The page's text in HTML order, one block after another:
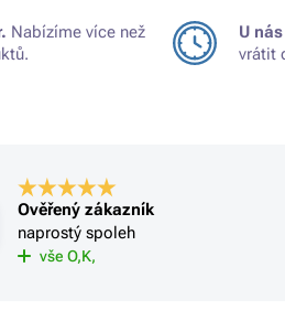
Nabízíme více než
U
vrátit
Ověřený zákazník
naprostý spoleh
vše O,K,